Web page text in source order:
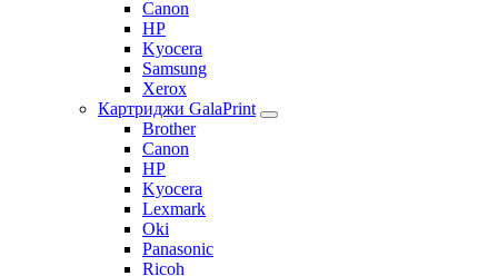
Canon
HP
Kyocera
Samsung
Xerox
Картриджи GalaPrint
Brother
Canon
HP
Kyocera
Lexmark
Oki
Panasonic
Ricoh